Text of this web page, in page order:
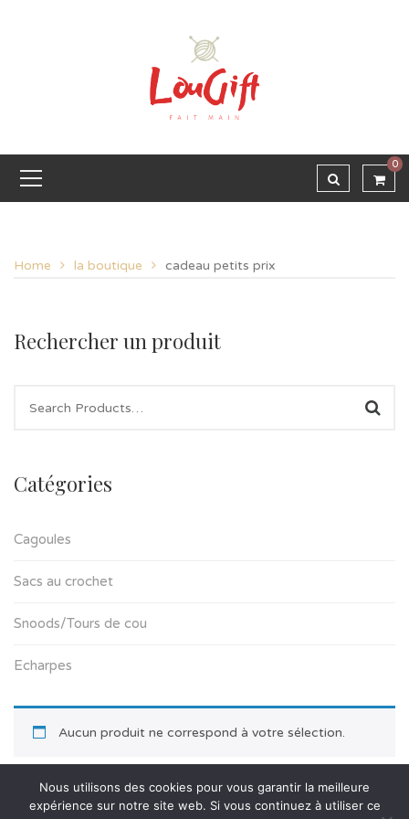
0
Home la boutique cadeau petits prix
Rechercher un produit
Catégories
Cagoules
Sacs au crochet
Snoods/Tours de cou
Echarpes
Aucun produit ne correspond à votre sélection.
Nous utilisons des cookies pour vous garantir la meilleure
expérience sur notre site web. Si vous continuez à utiliser ce